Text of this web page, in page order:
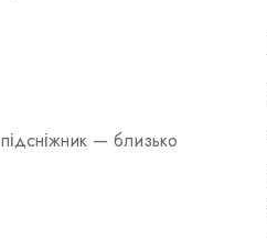
— близько